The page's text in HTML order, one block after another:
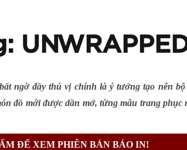
ngờ đầy thú vị chính là ý tưởng tạo nên
đồ mới được dần mở, từng mẫu trang
ĐỂ XEM PHIÊN BẢN BÁO IN!